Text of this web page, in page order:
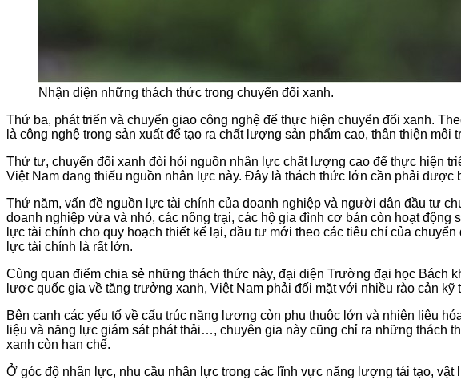
Nhận diện những thách thức trong chuyển đổi xanh.
Thứ ba, phát triển và chuyển giao công nghệ để thực hiện chuyển đổi xanh.
là công nghệ trong sản xuất để tạo ra chất lượng sản phẩm cao, thân thiện môi
Thứ tư, chuyển đổi xanh đòi hỏi nguồn nhân lực chất lượng cao để thực hiện
Việt Nam đang thiếu nguồn nhân lực này. Đây là thách thức lớn cần phải được
Thứ năm, vấn đề nguồn lực tài chính của doanh nghiệp và người dân đầu tư
doanh nghiệp vừa và nhỏ, các nông trại, các hộ gia đình cơ bản còn hoạt
lực tài chính cho quy hoạch thiết kế lại, đầu tư mới theo các tiêu chí của
lực tài chính là rất lớn.
Cùng quan điểm chia sẻ những thách thức này, đại diện Trường đại học Bách
lược quốc gia về tăng trưởng xanh, Việt Nam phải đối mặt với nhiều rào cản kỹ
Bên cạnh các yếu tố về cấu trúc năng lượng còn phụ thuộc lớn và nhiên liệu
liệu và năng lực giám sát phát thải…, chuyên gia này cũng chỉ ra những thách
xanh còn hạn chế.
Ở góc độ nhân lực, nhu cầu nhân lực trong các lĩnh vực năng lượng tái tạo,